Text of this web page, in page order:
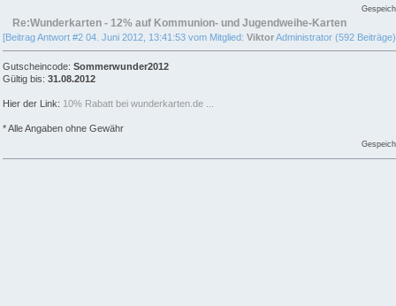
Re:Wunderkarten - 12% auf Kommunion- und Jugendweihe-Karten
[Beitrag Antwort #2 04. Juni 2012, 13:41:53 vom Mitglied: ViktorAdministrator (592
Gutscheincode: Sommerwunder2012
Gültig bis: 31.08.2012
Hier der Link: 10% Rabatt bei wunderkarten.de ...
* Alle Angaben ohne Gewähr